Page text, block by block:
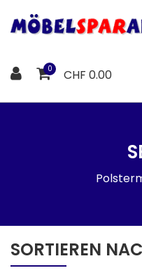
0 CHF 0.00
SORTIEREN